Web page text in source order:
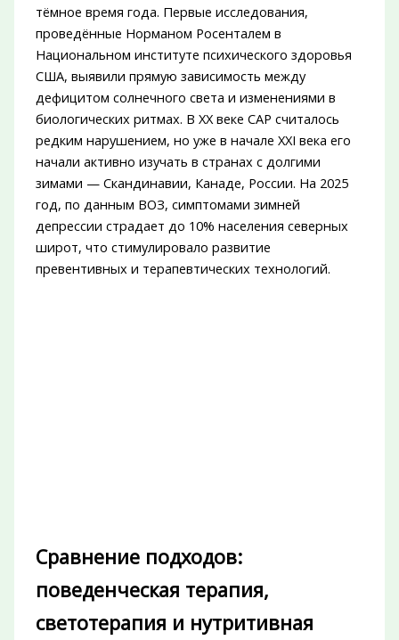
тёмное время года. Первые исследования,
проведённые Норманом Росенталем в
Национальном институте психического здоровья
США, выявили прямую зависимость между
дефицитом солнечного света и изменениями в
биологических ритмах. В XX веке САР считалось
редким нарушением, но уже в начале XXI века его
начали активно изучать в странах с долгими
зимами — Скандинавии, Канаде, России. На 2025
год, по данным ВОЗ, симптомами зимней
депрессии страдает до 10% населения северных
широт, что стимулировало развитие
превентивных и терапевтических технологий.
Сравнение подходов:
поведенческая терапия,
светотерапия и нутритивная